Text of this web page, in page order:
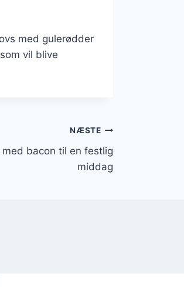
med gulerødder
vil blive
NÆSTE
bacon til en festlig
middag